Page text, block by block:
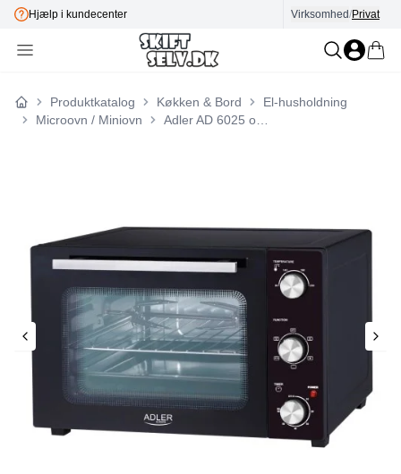
Hjælp i kundecenter E-mærket
Virksomhed/Privat
Forside
Produktkatalog Køkken & Bord
El-husholdning
Microovn / Miniovn